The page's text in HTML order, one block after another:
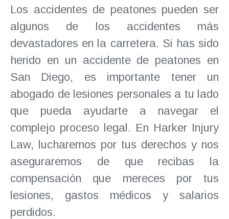
Los accidentes de peatones pueden ser
algunos de los accidentes más
devastadores en la carretera. Si has sido
herido en un accidente de peatones en
San Diego, es importante tener un
abogado de lesiones personales a tu lado
que pueda ayudarte a navegar el
complejo proceso legal. En Harker Injury
Law, lucharemos por tus derechos y nos
aseguraremos de que recibas la
compensación que mereces por tus
lesiones, gastos médicos y salarios
perdidos.